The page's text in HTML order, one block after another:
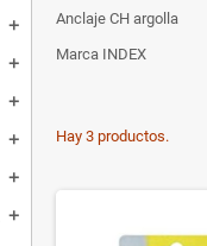
add
add
add
add
add
add
Anclaje CH argolla
Marca INDEX
Hay 3 productos.